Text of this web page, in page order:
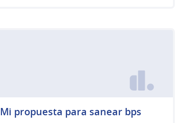
Mi propuesta para sanear bps